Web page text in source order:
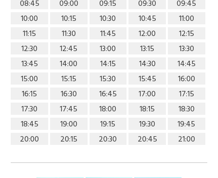
08:45
09:00 09:15 09:30
09:45
10:00
10:15 10:30 10:45
11:00
11:15
11:30 11:45 12:00
12:15
12:30
12:45 13:00 13:15
13:30
13:45
14:00 14:15 14:30
14:45
15:00
15:15 15:30 15:45
16:00
16:15
16:30 16:45 17:00
17:15
17:30
17:45 18:00 18:15
18:30
18:45
19:00 19:15 19:30
19:45
20:00
20:15 20:30 20:45 21:00